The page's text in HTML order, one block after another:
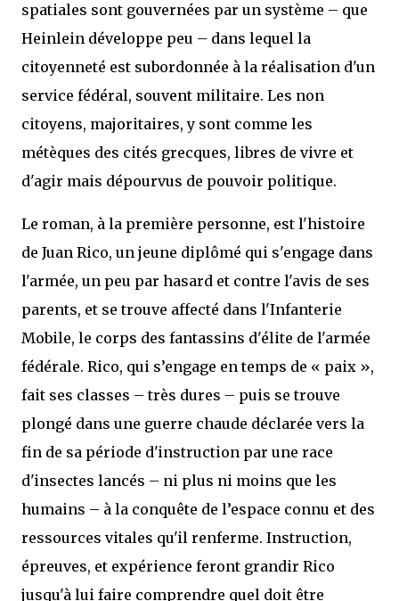
spatiales sont gouvernées par un système – que
Heinlein développe peu – dans lequel la
citoyenneté est subordonnée à la réalisation d'un
service fédéral, souvent militaire. Les non
citoyens, majoritaires, y sont comme les
métèques des cités grecques, libres de vivre et
d'agir mais dépourvus de pouvoir politique.
Le roman, à la première personne, est l'histoire
de Juan Rico, un jeune diplômé qui s'engage dans
l'armée, un peu par hasard et contre l'avis de ses
parents, et se trouve affecté dans l'Infanterie
Mobile, le corps des fantassins d'élite de l'armée
fédérale. Rico, qui s’engage en temps de « paix »,
fait ses classes – très dures – puis se trouve
plongé dans une guerre chaude déclarée vers la
fin de sa période d'instruction par une race
d'insectes lancés – ni plus ni moins que les
humains – à la conquête de l’espace connu et des
ressources vitales qu'il renferme. Instruction,
épreuves, et expérience feront grandir Rico
jusqu'à lui faire comprendre quel doit être